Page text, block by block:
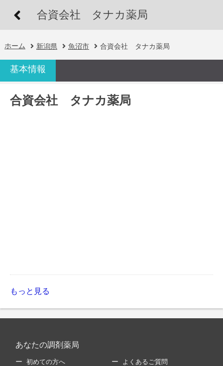
合資会社 タナカ薬局
ホーム 新潟県 魚沼市 合資会社 タナカ薬局
基本情報
合資会社 タナカ薬局
もっと見る
あなたの調剤薬局
初めての方へ よくあるご質問